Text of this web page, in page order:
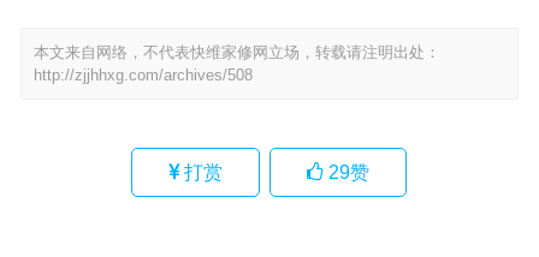
本文来自网络，不代表快维家修网立场，转载请注明出处：
http://zjjhhxg.com/archives/508
打赏 29赞